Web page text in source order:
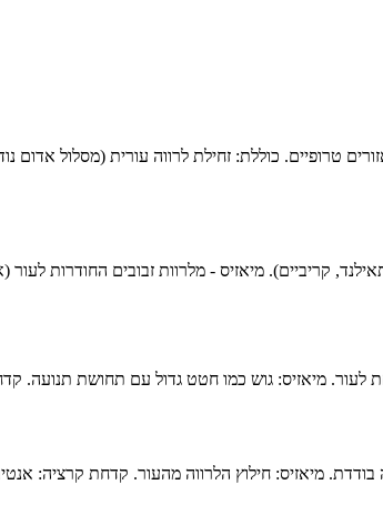
טרופיים. כוללת: זחילת לרווה עורית (מסלול
קריביים). מיאזיס - מלרוות זבובים החודרות
לעור. מיאזיס: גוש כמו חטט גדול עם תחושת
בודדת. מיאזיס: חילוץ הלרווה מהעור. קדחת קרציה: